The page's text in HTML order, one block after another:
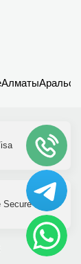
АлматыАральск
Secure